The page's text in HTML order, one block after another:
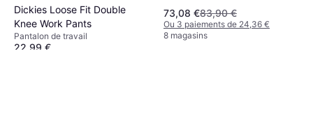
Dickies Loose Fit Double
Knee Work Pants
Pantalon de travail
22,99 €
73,08 €83,90 €
Ou 3 paiements de 24,36 €
8 magasins